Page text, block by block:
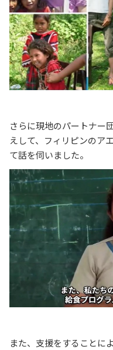
さらに現地のパートナー
えして、フィリピンのア
て話を伺いました。
また、支援をすることに